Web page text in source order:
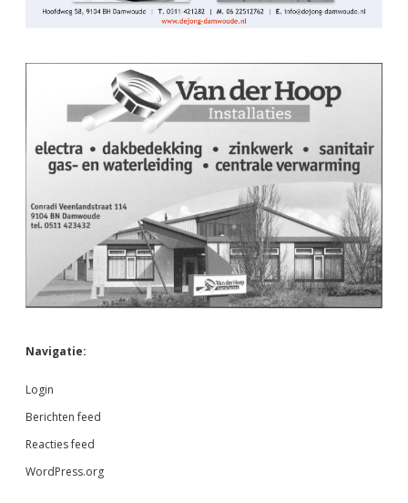
Navigatie:
Login
Berichten feed
Reacties feed
WordPress.org